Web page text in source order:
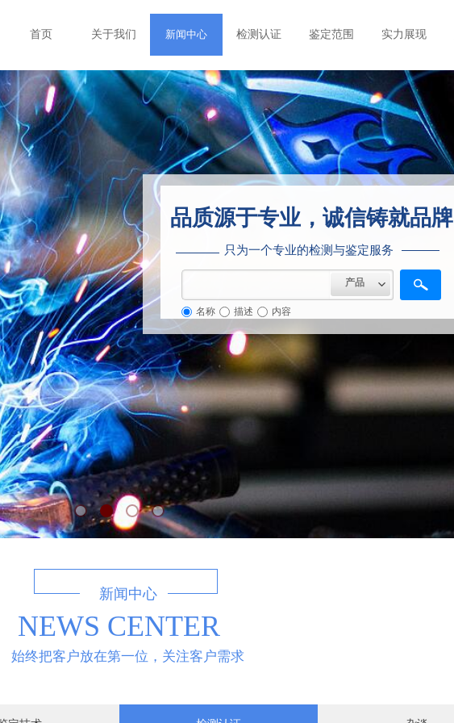
首页 关于我们 新闻中心 检测认证 鉴定范围 实力展现
品质源于专业，诚信铸就品牌
只为一个专业的检测与鉴定服务
产品
名称 描述 内容
新闻中心
NEWS CENTER
始终把客户放在第一位，关注客户需求